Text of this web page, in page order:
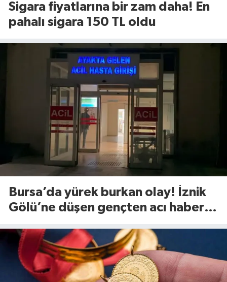
Sigara fiyatlarına bir zam daha! En
pahalı sigara 150 TL oldu
Bursa’da yürek burkan olay! İznik
Gölü’ne düşen gençten acı haber